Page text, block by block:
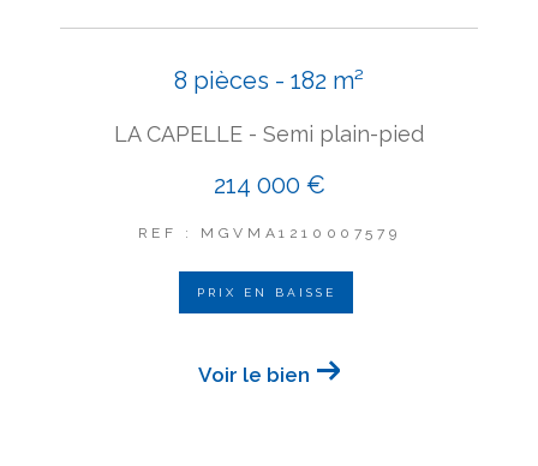
8 pièces - 182 m²
LA CAPELLE - Semi plain-pied
214 000 €
REF : MGVMA1210007579
PRIX EN BAISSE
Voir le bien